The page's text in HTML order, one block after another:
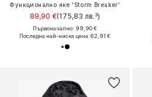
Функционално яке 'Storm Breaker'
89,90 €(175,83 лв.³)
Първоначално: 99,90 €
Последна най-ниска цена:62,91 €